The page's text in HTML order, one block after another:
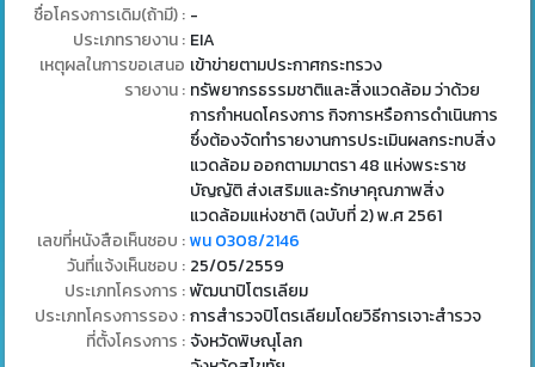
ชื่อโครงการเดิม(ถ้ามี) : -
ประเภทรายงาน : EIA
เหตุผลในการขอเสนอ
รายงาน :
เข้าข่ายตามประกาศกระทรวง
ทรัพยากรธรรมชาติและสิ่งแวดล้อม ว่าด้วย
การกำหนดโครงการ กิจการหรือการดำเนินการ
ซึ่งต้องจัดทำรายงานการประเมินผลกระทบสิ่ง
แวดล้อม ออกตามมาตรา 48 แห่งพระราช
บัญญัติ ส่งเสริมและรักษาคุณภาพสิ่ง
แวดล้อมแห่งชาติ (ฉบับที่ 2) พ.ศ 2561
เลขที่หนังสือเห็นชอบ : พน 0308/2146
วันที่แจ้งเห็นชอบ : 25/05/2559
ประเภทโครงการ : พัฒนาปิโตรเลียม
ประเภทโครงการรอง : การสํารวจปิโตรเลียมโดยวิธีการเจาะสํารวจ
ที่ตั้งโครงการ : จังหวัดพิษณุโลก